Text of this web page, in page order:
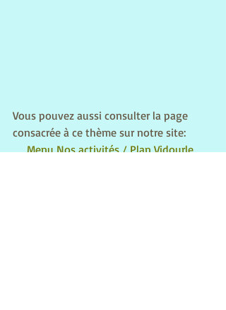
Vous pouvez aussi consulter la page
consacrée à ce thème sur notre site:
Menu Nos activités / Plan Vidourle